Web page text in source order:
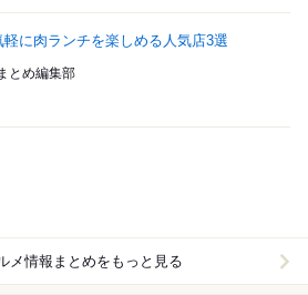
軽に肉ランチを楽しめる人気店3選
とめ編集部
メ情報まとめをもっと見る